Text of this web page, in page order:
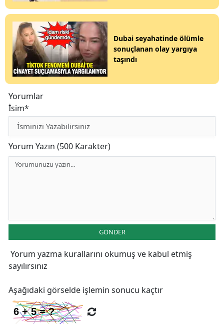
Dubai seyahatinde ölümle
sonuçlanan olay yargıya
taşındı
Yorumlar
İsim*
Yorum Yazın (500 Karakter)
GÖNDER
Yorum yazma kurallarını okumuş ve kabul etmiş
sayılırsınız
Aşağıdaki görselde işlemin sonucu kaçtır